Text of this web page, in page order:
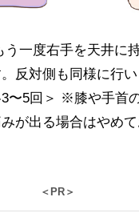
一度右手を天井に
反対側も同様に行い
〜5回＞ ※膝や手首
が出る場合はやめて
＜PR＞